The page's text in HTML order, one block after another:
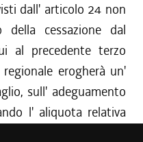
dall' articolo 24 non
cessazione dal
al precedente terzo
erogherà un'
sull' adeguamento
l' aliquota relativa
all' atto della